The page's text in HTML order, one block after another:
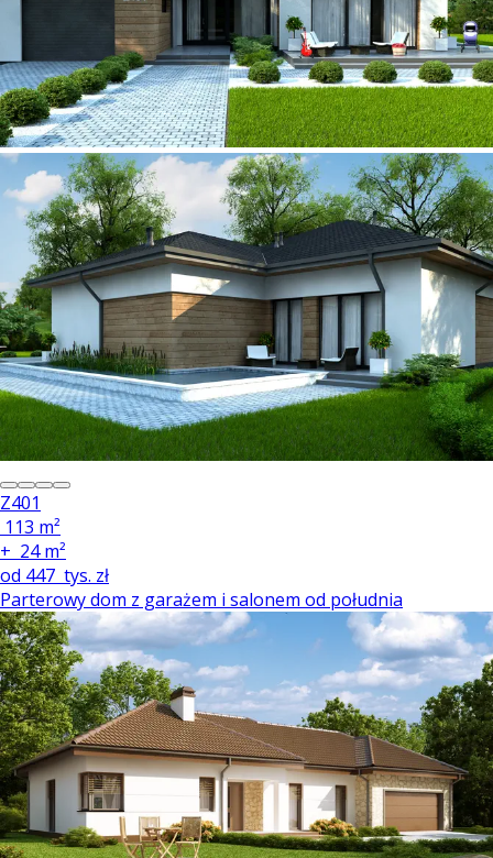
Z401
113 m²
+ 24 m²
od 447 tys. zł
Parterowy dom z garażem i salonem od południa